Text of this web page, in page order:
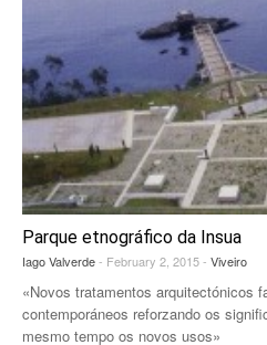
Parque etnográfico da Insua
Iago Valverde- February 2, 2015 - Viveiro
«Novos tratamentos arquitectónicos
contemporáneos reforzando os
mesmo tempo os novos usos»